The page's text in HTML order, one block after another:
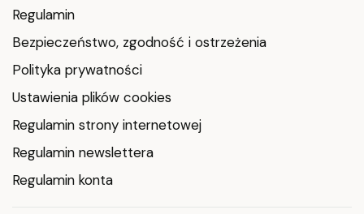
Regulamin
Bezpieczeństwo, zgodność i ostrzeżenia
Polityka prywatności
Ustawienia plików cookies
Regulamin strony internetowej
Regulamin newslettera
Regulamin konta